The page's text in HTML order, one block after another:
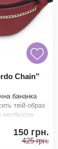
Chain”
бананка
твій образ
необхідне.
150 грн.
425 грн.